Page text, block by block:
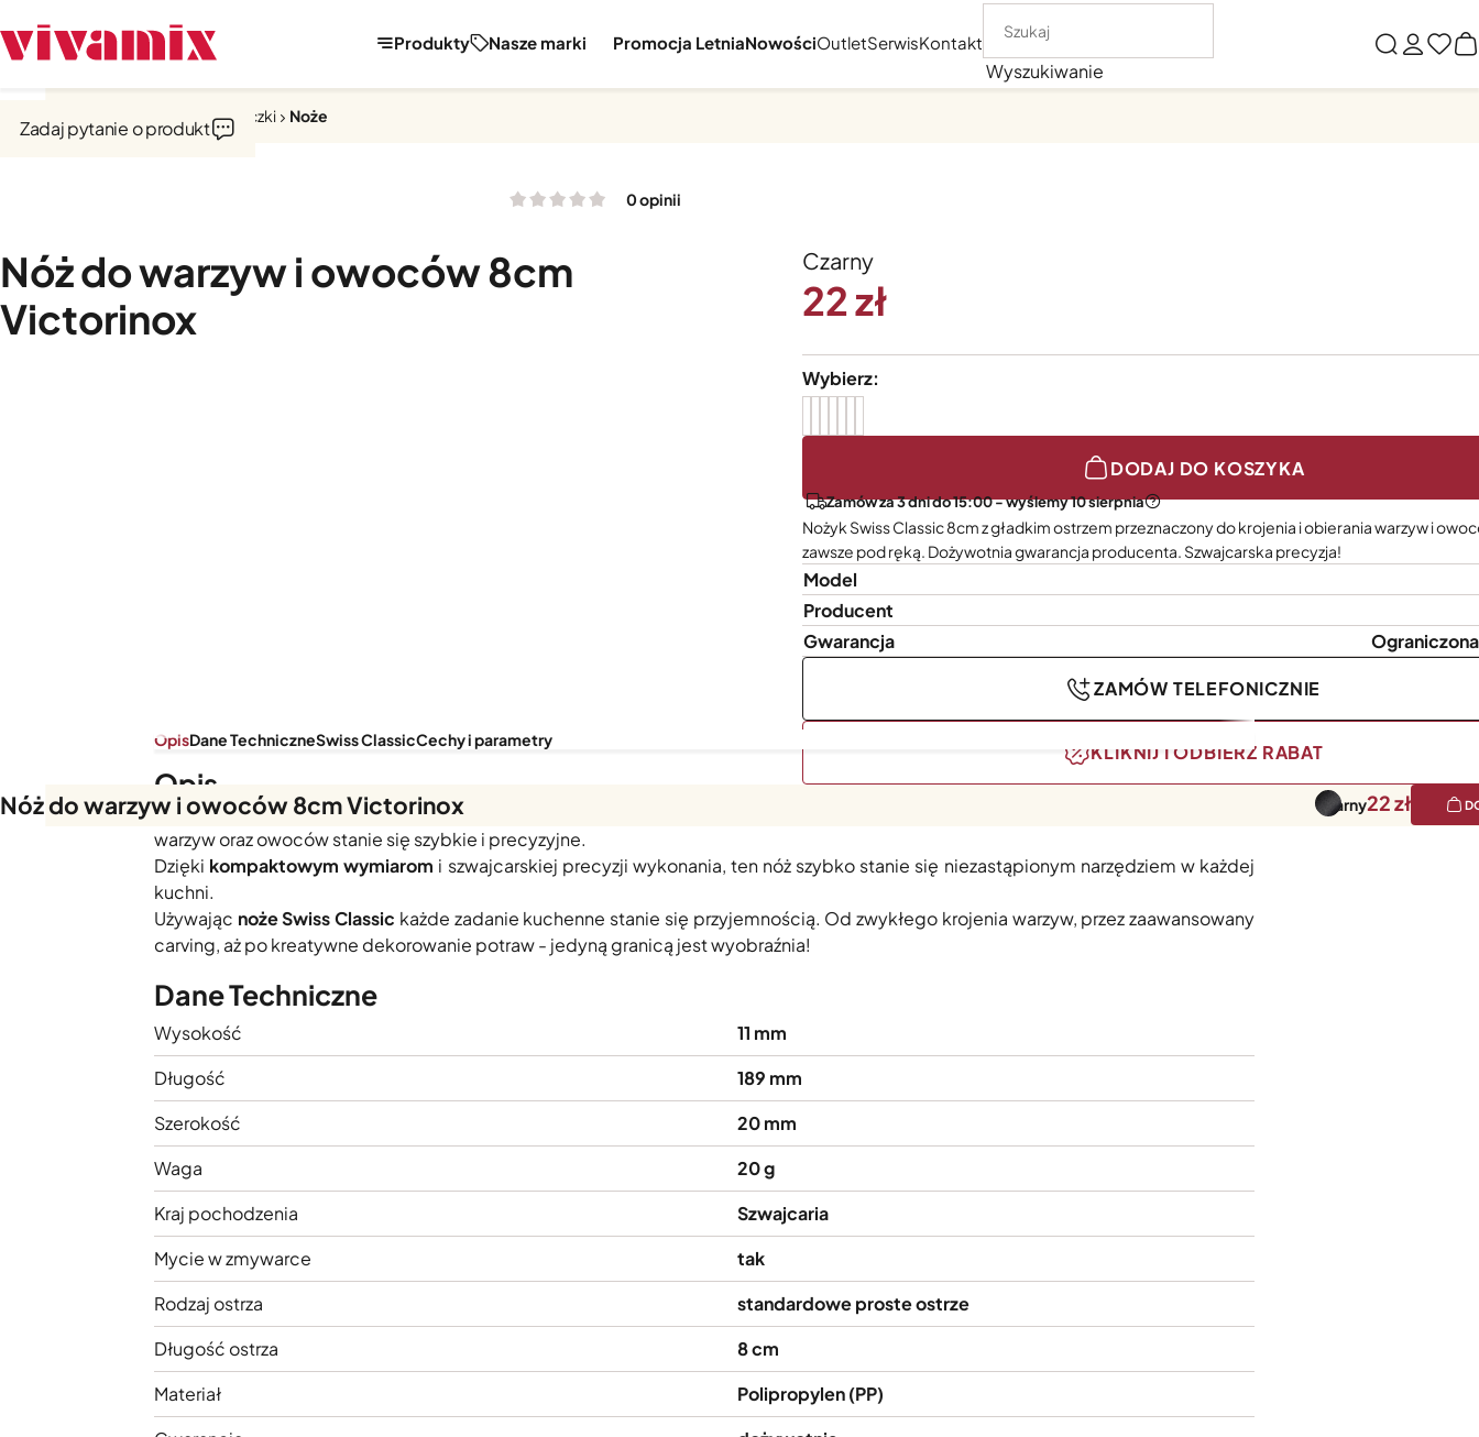
Produkty Nasze marki Promocja LetniaNowościOutletSerwisKontakt
Wyszukiwanie
Noże, tarki, obieraczki Noże
0 opinii
Nóż do warzyw i owoców 8cm
Victorinox
Zadaj pytanie o produkt
Czarny
22
Wybierz:
DODAJ DO KOSZYKA
Zamów za 3 dni do 15:00 - wyślemy 10 sierpnia
Nożyk Swiss Classic 8cm z gładkim ostrzem przeznaczony do krojenia i obierania warzyw i
zawsze pod ręką. Dożywotnia gwarancja producenta. Szwajcarska precyzja!
Model
Producent
Gwarancja
ZAMÓW TELEFONICZNIE
KLIKNIJ I ODBIERZ RABAT
Nóż do warzyw i owoców 8cm Victorinox Czarny22
OpisDane TechniczneSwiss ClassicCechy i parametry
Opis
Nóż gładki 8cm Swiss Classicto mały, ale niezwykle wszechstronny pomocnik, który sprawi, że obieranie, krojenie i dekorowanie
warzyw oraz owoców stanie się szybkie i precyzyjne.
Dzięki kompaktowym wymiarom i szwajcarskiej precyzji wykonania, ten nóż szybko stanie się niezastąpionym narzędziem w każdej
kuchni.
Używając noże Swiss Classic każde zadanie kuchenne stanie się przyjemnością. Od zwykłego krojenia warzyw, przez zaawansowany
carving, aż po kreatywne dekorowanie potraw - jedyną granicą jest wyobraźnia!
Dane Techniczne
Wysokość
11 mm
Długość
189 mm
Szerokość
20 mm
Waga
20 g
Kraj pochodzenia
Szwajcaria
Mycie w zmywarce
tak
Rodzaj ostrza
standardowe proste ostrze
Długość ostrza
8 cm
Materiał
Polipropylen (PP)